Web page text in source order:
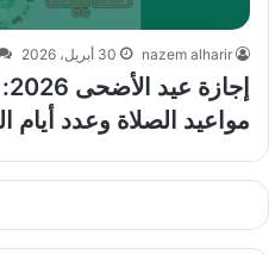
nazem alharir 30 أبريل، 2026
مواعيد الصلاة وعدد أيام